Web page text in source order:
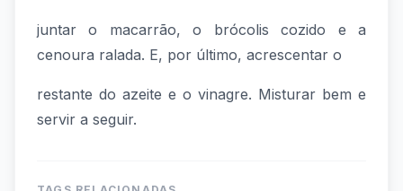
juntar o macarrão, o brócolis cozido e a
cenoura ralada. E, por último, acrescentar o
restante do azeite e o vinagre. Misturar bem e
servir a seguir.